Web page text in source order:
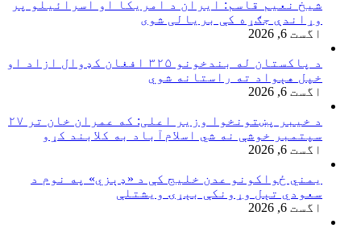
شیخ نعیم قاسم: ایران د امریکا او اسرائیلو پر
وړاندې جګړه کې بریالی شوی
اگست 6, 2026
د پاکستان له بندخونو ۳۲۵ افغان کډوال ازاد او
خپل هېواد ته راستانه شوي
اگست 6, 2026
د خیبر پښتونخوا وزیر اعلی: که عمران خان تر ۲۷
سپتمبر خوشې نه شي اسلام‌آباد به کلابند کړو
اگست 6, 2026
یمني ځواکونو عدن خلیج کې د «ډېزي» په نوم د
سعودي تېل وړونکې بېړۍ ویشتلې
اگست 6, 2026